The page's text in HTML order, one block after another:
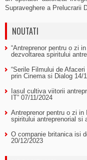
Supraveghere a Prelucrarii
NOUTATI
“Antreprenor pentru o zi
dezvoltarea spiritului
“Serile Filmului de
prin Cinema si Dialog 14/
Iasul cultiva viitorii
IT” 07/11/2024
Antreprenor pentru o zi
spiritului antreprenorial si
O companie britanica isi
20/12/2023